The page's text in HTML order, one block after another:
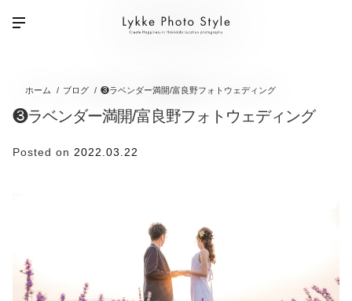
ホーム ブログ ❸ラベンダー満開/富良野フォトウェディング
❸ラベンダー満開/富良野フォトウェディング
Posted on 2022.03.22